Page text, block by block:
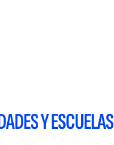
Y ESCUELAS